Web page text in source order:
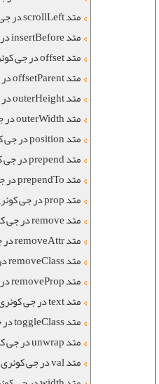
متد scrollLeft در جی کوئری
متد insertBefore در جی کوئری
متد offset در جی کوئری
متد offsetParent در جی کوئری
متد outerHeight در جی کوئری
متد outerWidth در جی کوئری
متد position در جی کوئری
متد prepend در جی کوئری
متد prependTo در جی کوئری
متد prop در جی کوئری
متد remove در جی کوئری
متد removeAttr در جی کوئری
متد removeClass در جی کوئری
متد removeProp در جی کوئری
متد text در جی کوئری
متد toggleClass در جی کوئری
متد unwrap در جی کوئری
متد val در جی کوئری